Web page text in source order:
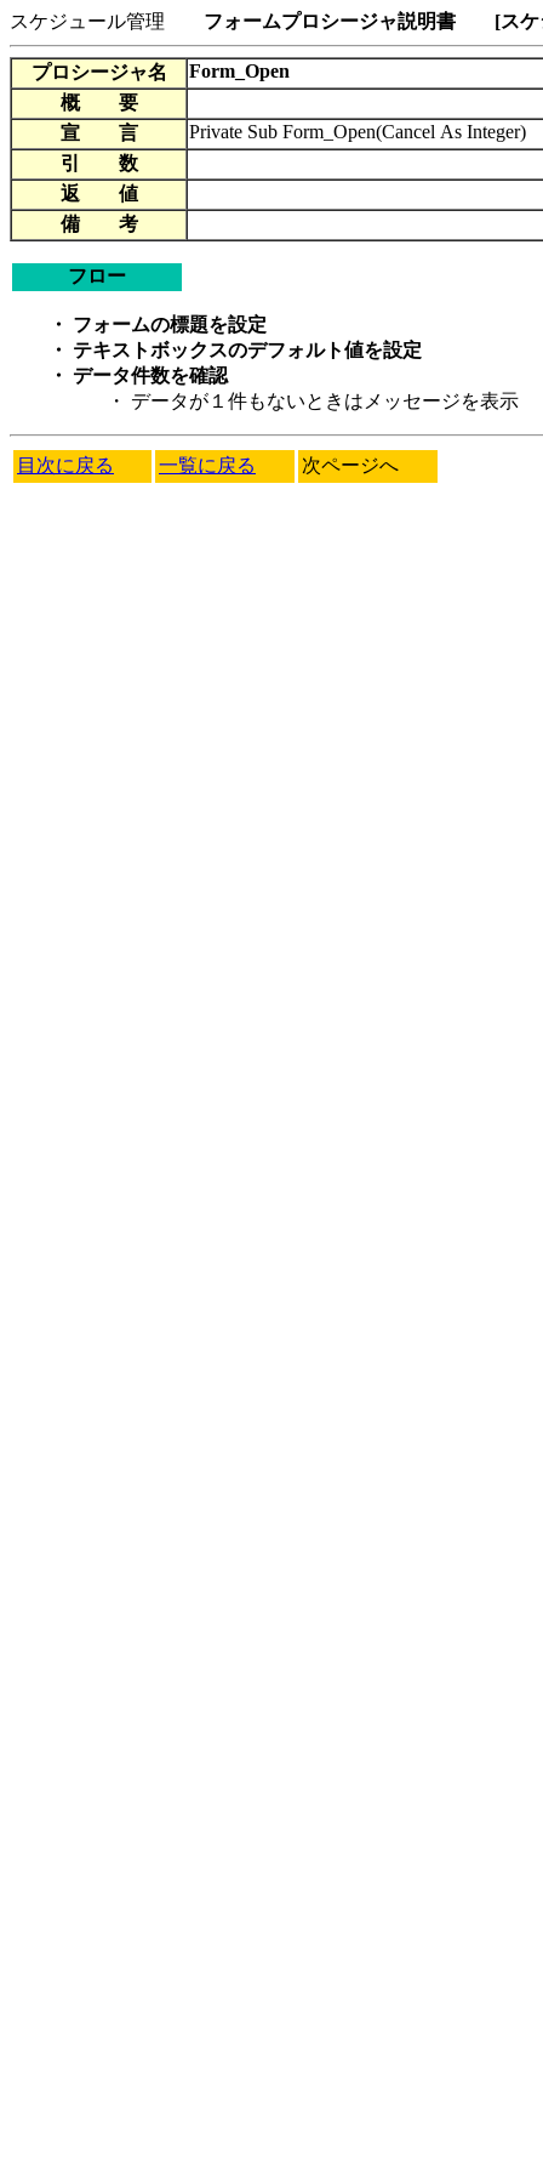
スケジュール管理 フォームプロシージャ説明書 [スケ
プロシージャ名
Form_Open
概 要
宣 言
Private Sub Form_Open(Cancel As Integer)
引 数
返 値
備 考
フロー
・ フォームの標題を設定
・ テキストボックスのデフォルト値を設定
・ データ件数を確認
・ データが１件もないときはメッセージを表示
目次に戻る 一覧に戻る 次ページへ